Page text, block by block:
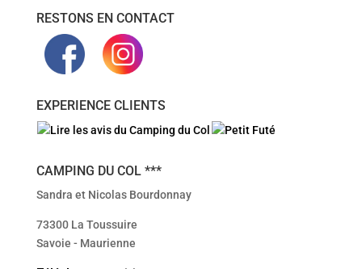
RESTONS EN CONTACT
EXPERIENCE CLIENTS
CAMPING DU COL ***
Sandra et Nicolas Bourdonnay
73300 La Toussuire
Savoie - Maurienne